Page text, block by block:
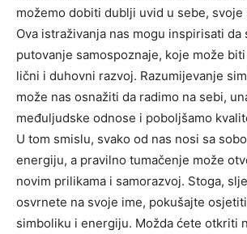
možemo dobiti dublji uvid u sebe, svoje
Ova istraživanja nas mogu inspirisati da
putovanje samospoznaje, koje može
lični i duhovni razvoj. Razumijevanje
može nas osnažiti da radimo na sebi,
međuljudske odnose i poboljšamo
U tom smislu, svako od nas nosi sa
energiju, a pravilno tumačenje može
novim prilikama i samorazvoj. Stoga,
osvrnete na svoje ime, pokušajte
simboliku i energiju. Možda ćete otkriti